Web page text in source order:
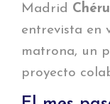
Madrid
entrevista en
matrona, un
proyecto